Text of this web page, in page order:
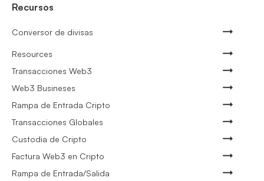
Recursos
Conversor de divisas
Resources
Transacciones Web3
Web3 Busineses
Rampa de Entrada Cripto
Transacciones Globales
Custodia de Cripto
Factura Web3 en Cripto
Rampa de Entrada/Salida